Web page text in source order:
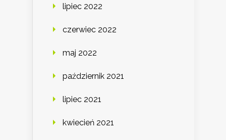
lipiec 2022
czerwiec 2022
maj 2022
październik 2021
lipiec 2021
kwiecień 2021